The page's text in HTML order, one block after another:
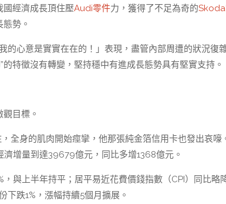
經濟成長頂住壓Audi零件力，獲得了不足為奇的
勢。
的心意是實實在在的！」表現，盡管內部周遭的狀況復
的特徵沒有轉變，堅持穩中有進成長態勢具有堅實支持。
目標。
全身的肌肉開始痙攣，他那張純金箔信用卡也發出哀嚎
濟增量到達39679億元，同比多增1368億元。
與上半年持平；居平易近花費價錢指數（CPI）同比略
下跌1%，漲幅持續5個月擴展。